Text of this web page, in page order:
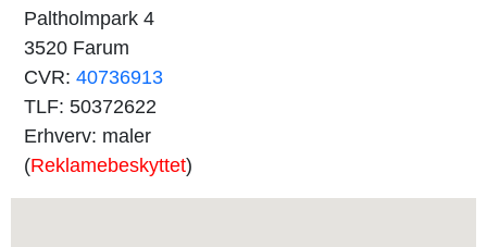
Paltholmpark 4
3520 Farum
CVR: 40736913
TLF: 50372622
Erhverv: maler
(Reklamebeskyttet)